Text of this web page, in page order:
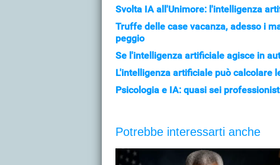
Svolta IA all'Unimore: l'intelligenza
Truffe delle case vacanza, adesso i
peggio
Se l'intelligenza artificiale agisce in
L'intelligenza artificiale può calcolare
Psicologia e IA: quasi sei